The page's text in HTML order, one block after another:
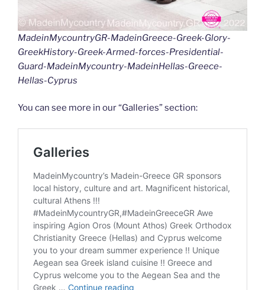
MadeinMycountryGR-MadeinGreece-Greek-Glory-
GreekHistory-Greek-Armed-forces-Presidential-
Guard-MadeinMycountry-MadeinHellas-Greece-
Hellas-Cyprus
You can see more in our “Galleries” section: